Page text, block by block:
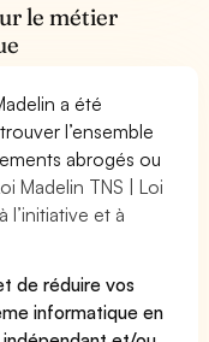
le métier
a été
l’ensemble
abrogés ou
Madelin TNS | Loi
l’initiative et à
de réduire vos
informatique en